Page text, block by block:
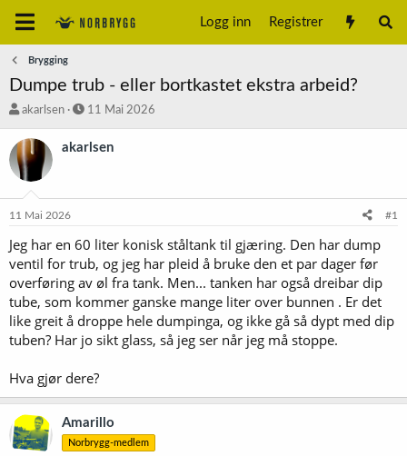
Logg inn Registrer
Brygging
Dumpe trub - eller bortkastet ekstra arbeid?
T
å
d
s
t
e
r
akarlsen
S
a
o
11 Mai 2026
akarlsen
11 Mai 2026 #1
Jeg har en 60 liter konisk ståltank til gjæring. Den har dump
ventil for trub, og jeg har pleid å bruke den et par dager før
overføring av øl fra tank. Men... tanken har også dreibar dip
tube, som kommer ganske mange liter over bunnen . Er det
like greit å droppe hele dumpinga, og ikke gå så dypt med dip
tuben? Har jo sikt glass, så jeg ser når jeg må stoppe.
Hva gjør dere?
Amarillo
Norbrygg-medlem